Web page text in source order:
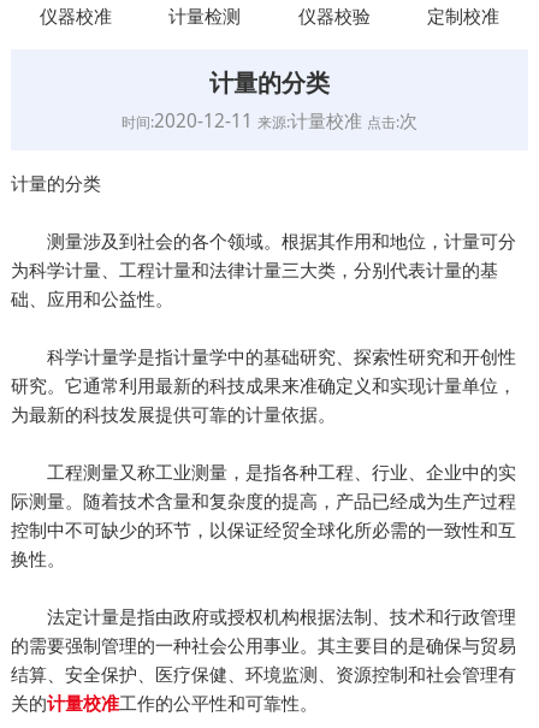
仪器校准 计量检测 仪器校验 定制校准
计量的分类
时间:2020-12-11 来源:计量校准 点击:次
计量的分类
测量涉及到社会的各个领域。根据其作用和地位，计量可分
为科学计量、工程计量和法律计量三大类，分别代表计量的基
础、应用和公益性。
科学计量学是指计量学中的基础研究、探索性研究和开创性
研究。它通常利用最新的科技成果来准确定义和实现计量单位，
为最新的科技发展提供可靠的计量依据。
工程测量又称工业测量，是指各种工程、行业、企业中的实
际测量。随着技术含量和复杂度的提高，产品已经成为生产过程
控制中不可缺少的环节，以保证经贸全球化所必需的一致性和互
换性。
法定计量是指由政府或授权机构根据法制、技术和行政管理
的需要强制管理的一种社会公用事业。其主要目的是确保与贸易
结算、安全保护、医疗保健、环境监测、资源控制和社会管理有
关的计量校准工作的公平性和可靠性。